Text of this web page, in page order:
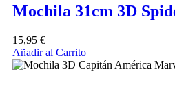
Mochila 31cm 3D
15,95 €
Añadir al Carrito